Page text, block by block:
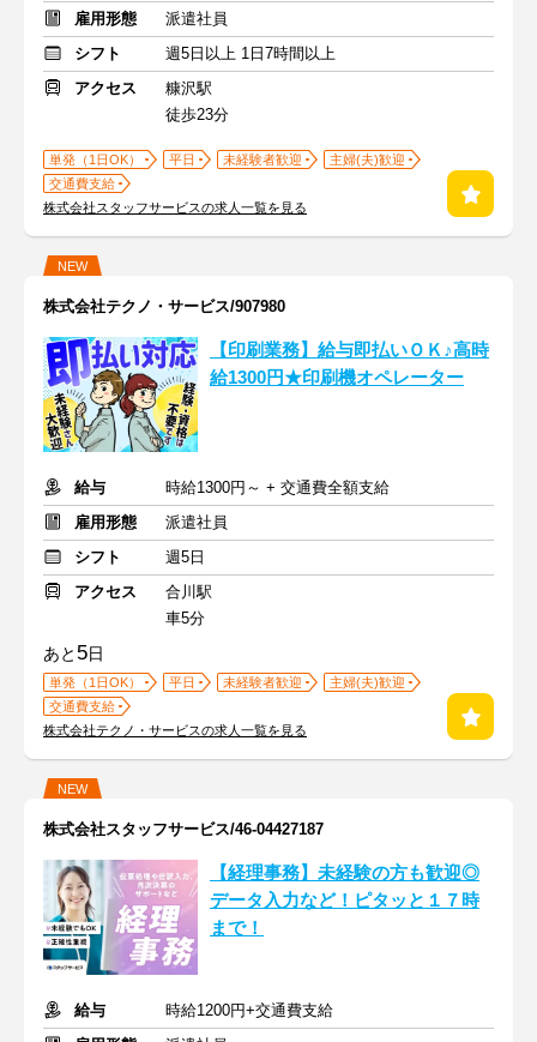
雇用形態
派遣社員
シフト
週5日以上 1日7時間以上
アクセス
糠沢駅
徒歩23分
単発（1日OK） 平日 未経験者歓迎
主婦(夫)歓迎
交通費支給
株式会社スタッフサービスの求人一覧を見る
NEW
株式会社テクノ・サービス/907980
【印刷業務】給与即払いＯＫ♪高時
給1300円★印刷機オペレーター
給与
時給1300円～ + 交通費全額支給
雇用形態
派遣社員
シフト
週5日
アクセス
合川駅
車5分
あと 5日
単発（1日OK） 平日 未経験者歓迎
主婦(夫)歓迎
交通費支給
株式会社テクノ・サービスの求人一覧を見る
NEW
株式会社スタッフサービス/46-04427187
【経理事務】未経験の方も歓迎◎
データ入力など！ピタッと１７時
まで！
給与
時給1200円+交通費支給